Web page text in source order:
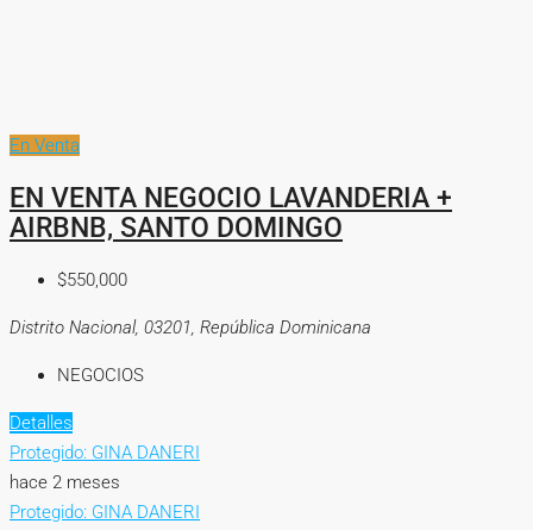
En Venta
EN VENTA NEGOCIO LAVANDERIA +
AIRBNB, SANTO DOMINGO
$550,000
Distrito Nacional, 03201, República Dominicana
NEGOCIOS
Detalles
Protegido: GINA DANERI
hace 2 meses
Protegido: GINA DANERI